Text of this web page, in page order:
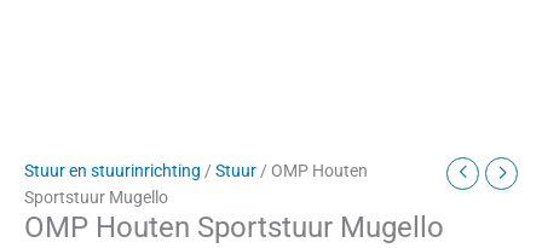
Stuur en stuurinrichting / Stuur/ OMP Houten
Sportstuur Mugello
OMP Houten Sportstuur Mugello